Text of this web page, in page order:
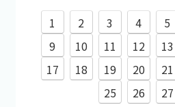
1 2 3 4 5
9
10 11 12 13
17
18 19 20 21
25
26 27